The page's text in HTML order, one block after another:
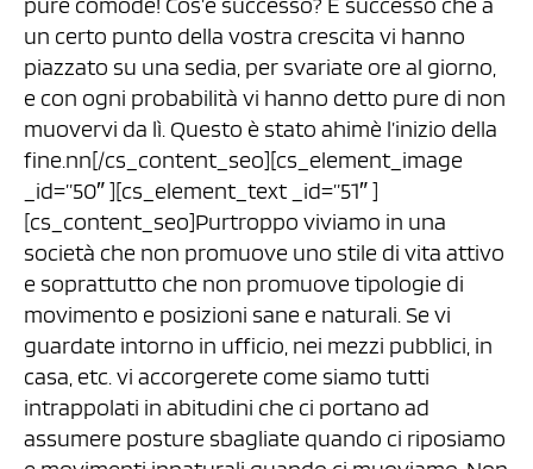
un certo punto della vostra crescita vi hanno
piazzato su una sedia, per svariate ore al giorno,
e con ogni probabilità vi hanno detto pure di non
muovervi da lì. Questo è stato ahimè l’inizio della
fine.nn[/cs_content_seo][cs_element_image
_id=”50″ ][cs_element_text _id=”51″ ]
[cs_content_seo]Purtroppo viviamo in una
società che non promuove uno stile di vita attivo
e soprattutto che non promuove tipologie di
movimento e posizioni sane e naturali. Se vi
guardate intorno in ufficio, nei mezzi pubblici, in
casa, etc. vi accorgerete come siamo tutti
intrappolati in abitudini che ci portano ad
assumere posture sbagliate quando ci riposiamo